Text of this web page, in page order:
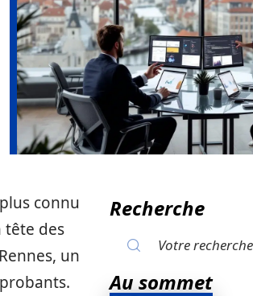
connu
tête des
un
Recherche
Au sommet